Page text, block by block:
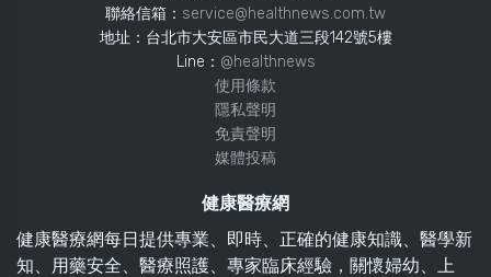
聯絡信箱： service@healthnews.com.tw
地址：台北市大安區市民大道三段142號5樓
Line： @healthnews
使用條款
隱私聲明
免責聲明
媒體投稿
健康醫療網
健康醫療網每日提供專業、即時、正確的健康知識、醫學新
知、用藥安全、醫療照護、專家臨床經驗，關懷婦幼、上